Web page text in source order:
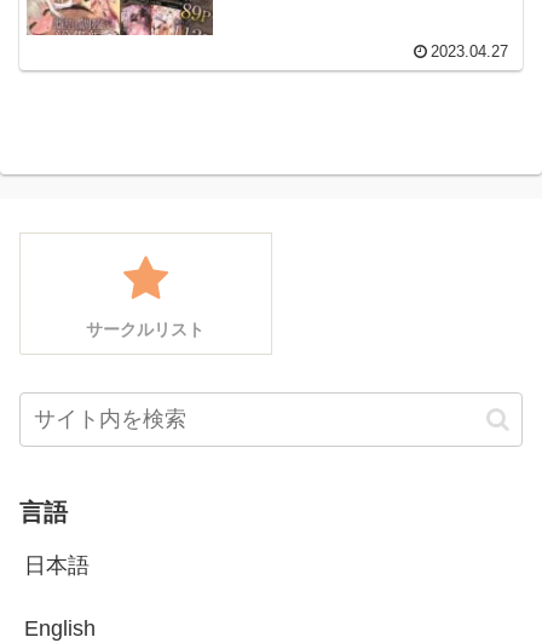
2023.04.27
サークルリスト
言語
日本語
English